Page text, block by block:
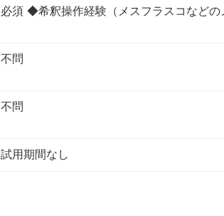
必須 ◆希釈操作経験（メスフラスコなどの
不問
不問
試用期間なし